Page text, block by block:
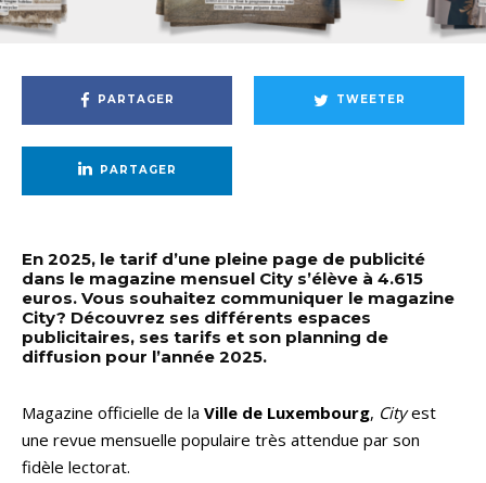
PARTAGER TWEETER
PARTAGER
En 2025, le tarif d’une pleine page de publicité
dans le magazine mensuel City s’élève à 4.615
euros. Vous souhaitez communiquer le magazine
City? Découvrez ses différents espaces
publicitaires, ses tarifs et son planning de
diffusion pour l’année 2025.
Magazine officielle de la Ville de Luxembourg, Cityest
une revue mensuelle populaire très attendue par son
fidèle lectorat.